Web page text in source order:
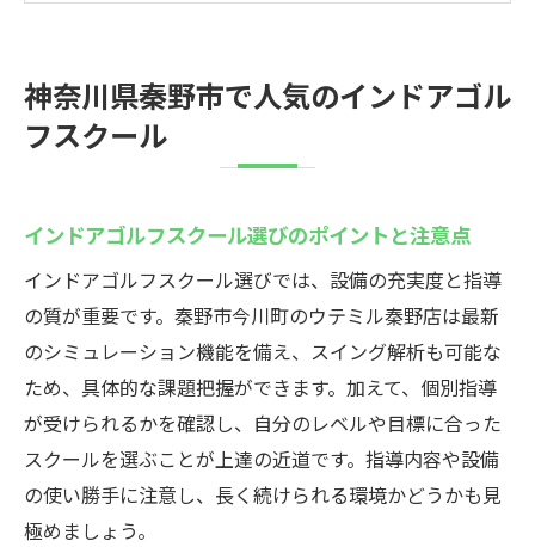
ゴルフスクールで受けられる主なレッスン
内容
効率的なゴルフ練習法！今川町の室内ゴルフ場
インドアゴルフスクールで得られる効率的
な練習法
最新設備でシミュレーションゴルフを体感
しよう
スイング解析機能がもたらす上達の秘訣
自分のペースで通える室内ゴルフ練習場の
魅力
神奈川県秦野市で人気のインドアゴル
フスクール
インドアゴルフスクール選びのポイントと注意点
インドアゴルフスクール選びでは、設備の充実度と指導
の質が重要です。秦野市今川町のウテミル秦野店は最新
のシミュレーション機能を備え、スイング解析も可能な
ため、具体的な課題把握ができます。加えて、個別指導
が受けられるかを確認し、自分のレベルや目標に合った
スクールを選ぶことが上達の近道です。指導内容や設備
の使い勝手に注意し、長く続けられる環境かどうかも見
極めましょう。